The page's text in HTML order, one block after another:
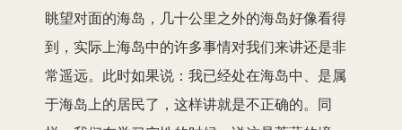
眺望对面的海岛，几十公里之外的海岛好像看得
到，实际上海岛中的许多事情对我们来讲还是非
常遥远。此时如果说：我已经处在海岛中、是属
于海岛上的居民了，这样讲就是不正确的。同